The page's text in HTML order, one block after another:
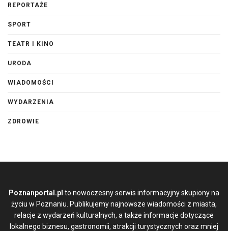
REPORTAŻE
SPORT
TEATR I KINO
URODA
WIADOMOŚCI
WYDARZENIA
ZDROWIE
Poznanportal.pl to nowoczesny serwis informacyjny skupiony na
życiu w Poznaniu. Publikujemy najnowsze wiadomości z miasta,
relacje z wydarzeń kulturalnych, a także informacje dotyczące
lokalnego biznesu, gastronomii, atrakcji turystycznych oraz mniej